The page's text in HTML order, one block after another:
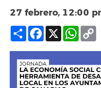
27 febrero, 12:00
Compartir
Facebook
X